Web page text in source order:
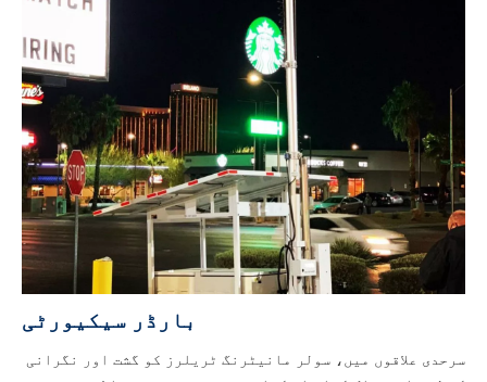
بارڈر سیکیورٹی
سرحدی علاقوں میں، سولر مانیٹرنگ ٹریلرز کو گشت اور نگرانی